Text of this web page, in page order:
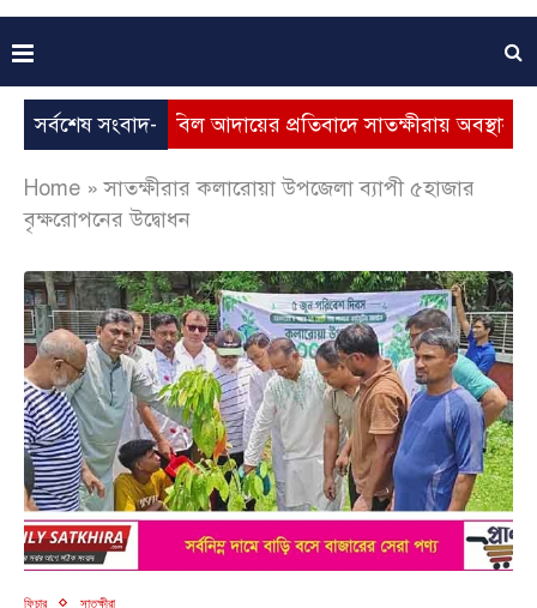
সর্বশেষ সংবাদ-
ভূতুড়ে বিল আদায়ের প্রতিবাদে সাতক্ষীরায় অবস্থান কর্মসূচি
Home »সাতক্ষীরার কলারোয়া উপজেলা ব্যাপী ৫হাজার
বৃক্ষরোপনের উদ্বোধন
ফিচার সাতক্ষীরা